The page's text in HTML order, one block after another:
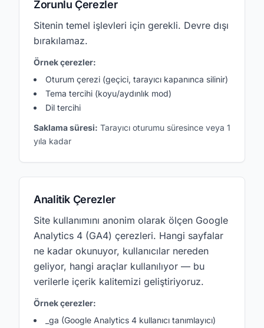
Zorunlu Çerezler
Sitenin temel işlevleri için gerekli. Devre dışı
bırakılamaz.
Örnek çerezler:
Oturum çerezi (geçici, tarayıcı kapanınca silinir)
Tema tercihi (koyu/aydınlık mod)
Dil tercihi
Saklama süresi: Tarayıcı oturumu süresince veya 1
yıla kadar
Analitik Çerezler
Site kullanımını anonim olarak ölçen Google
Analytics 4 (GA4) çerezleri. Hangi sayfalar
ne kadar okunuyor, kullanıcılar nereden
geliyor, hangi araçlar kullanılıyor — bu
verilerle içerik kalitemizi geliştiriyoruz.
Örnek çerezler:
_ga (Google Analytics 4 kullanıcı tanımlayıcı)